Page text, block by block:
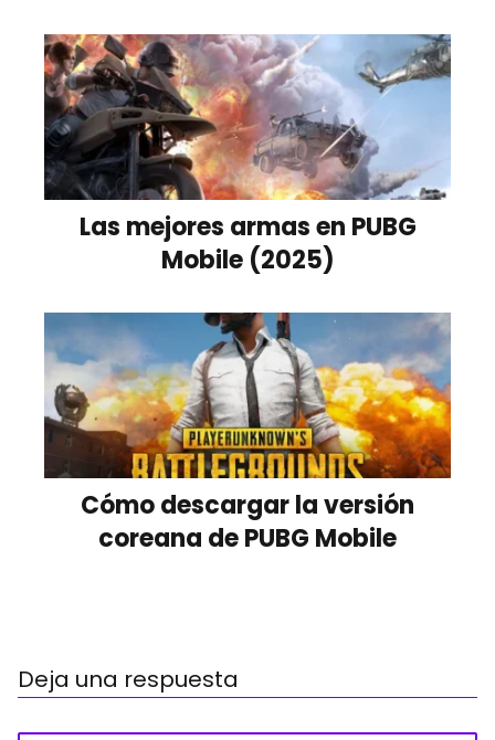
Las mejores armas en PUBG
Mobile (2025)
Cómo descargar la versión
coreana de PUBG Mobile
Deja una respuesta